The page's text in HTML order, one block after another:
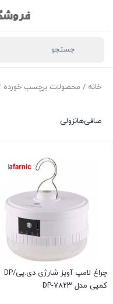
خانه / محصولات برچسب خورده
صافی‌هانزولی
چراغ لامپ آویز شارژی دی.پی/DP
کمپی مدل DP-۷۸۲۳